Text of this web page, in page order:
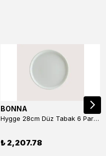
BONNA
Hygge 28cm Düz Tabak 6 Parça
₺ 2,207.78